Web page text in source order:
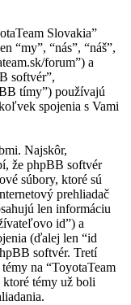
Slovakia”
“my”, “nás”, “náš”,
forum”) a
softvér”,
tímy”) používajú
spojenia s Vami
Najskôr,
že phpBB softvér
súbory, ktoré sú
prehliadač
len informáciu
id”) a
(ďalej len “id
softvér. Tretí
na “ToyotaTeam
ktoré témy už boli